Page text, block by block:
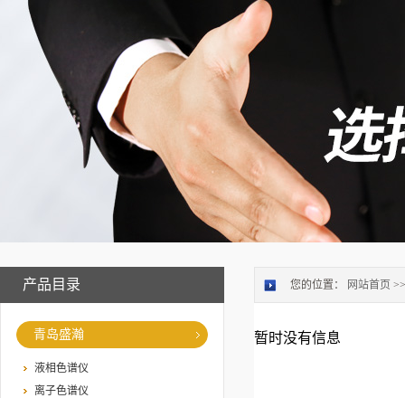
产品目录
青岛盛瀚
液相色谱仪
离子色谱仪
您的位置： 网站首页
暂时没有信息